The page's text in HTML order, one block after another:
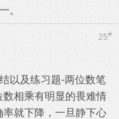
。
25#
以及练习题-两位数笔
相乘有明显的畏难情
就下降，一旦静下心